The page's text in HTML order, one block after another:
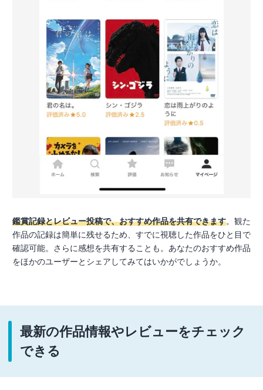
鑑賞記録とレビュー投稿で、おすすめ作品を共有できます。観た
作品の記録は簡単に残せるため、すでに視聴した作品をひと目で
確認可能。さらに感想を共有することも。あなたのおすすめ作品
をほかのユーザーとシェアしてみてはいかがでしょうか。
最新の作品情報やレビューをチェック
できる